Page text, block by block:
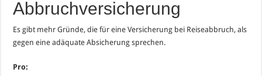
Abbruchversicherung
Es gibt mehr Gründe, die für eine Versicherung bei Reiseabbruch, als
gegen eine adäquate Absicherung sprechen.
Pro: